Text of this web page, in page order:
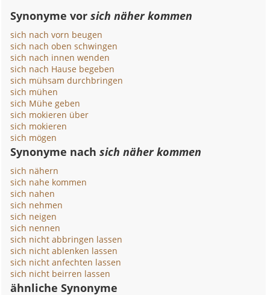
Synonyme vorsich näher kommen
sich nach vorn beugen
sich nach oben schwingen
sich nach innen wenden
sich nach Hause begeben
sich mühsam durchbringen
sich mühen
sich Mühe geben
sich mokieren über
sich mokieren
sich mögen
Synonyme nachsich näher kommen
sich nähern
sich nahe kommen
sich nahen
sich nehmen
sich neigen
sich nennen
sich nicht abbringen lassen
sich nicht ablenken lassen
sich nicht anfechten lassen
sich nicht beirren lassen
ähnliche Synonyme